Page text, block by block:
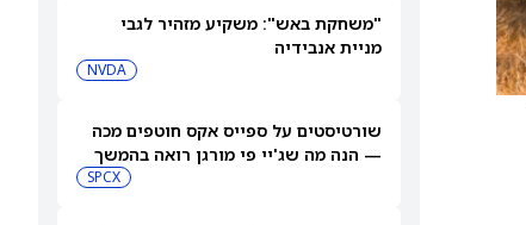
"משחקת באש": משקיע מזהיר לגבי
מניית אנבידיה
NVDA
שורטיסטים על ספייס אקס חוטפים מכה
— הנה מה שג'יי פי מורגן רואה בהמשך
SPCX